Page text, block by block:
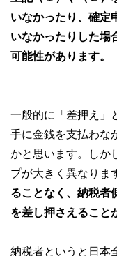
いなかったり、確定
いなかったりした場
可能性があります。
一般的に「差押え」
手に金銭を支払わな
かと思います。しか
プが大きく異なりま
ることなく、納税者
を差し押さえること
納税者というと日本